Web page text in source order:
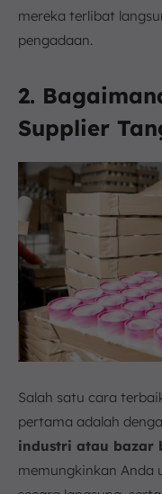
mereka terlibat
pengadaan.
2.
Supplier
Salah satu cara
pertama adalah
industri atau bazar
memungkinkan Anda